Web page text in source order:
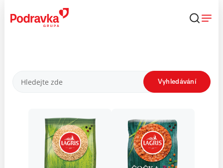
obsahu
Produkty Vyhledávání